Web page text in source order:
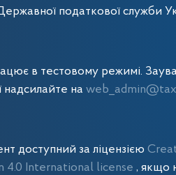
податкової служби
в тестовому режимі.
надсилайте на
доступний за ліцензією
International license , якщо